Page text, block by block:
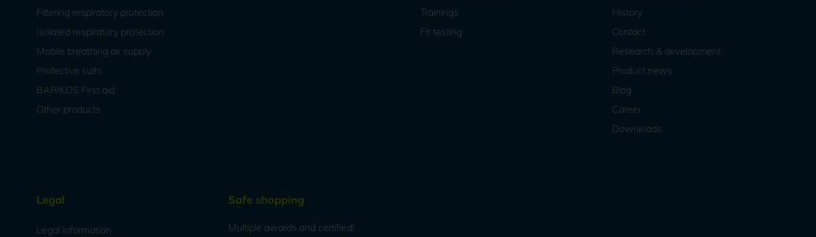
Filtering respiratory protection
Isolated respiratory protection
Mobile breathing air supply
Protective suits
BARIKOS First aid
Other products
Trainings
Fit testing
History
Contact
Research & development
Product news
Blog
Career
Downloads
Legal
Legal information
Safe shopping
Multiple awards and certified!